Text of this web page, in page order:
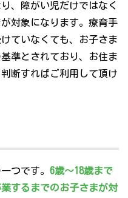
り、障がい児だけではなく
対象になります。療育手
ていなくても、お子さま
準とされており、お住ま
断すればご利用して頂け
つです。 6歳～18歳まで
するまでのお子さまが対